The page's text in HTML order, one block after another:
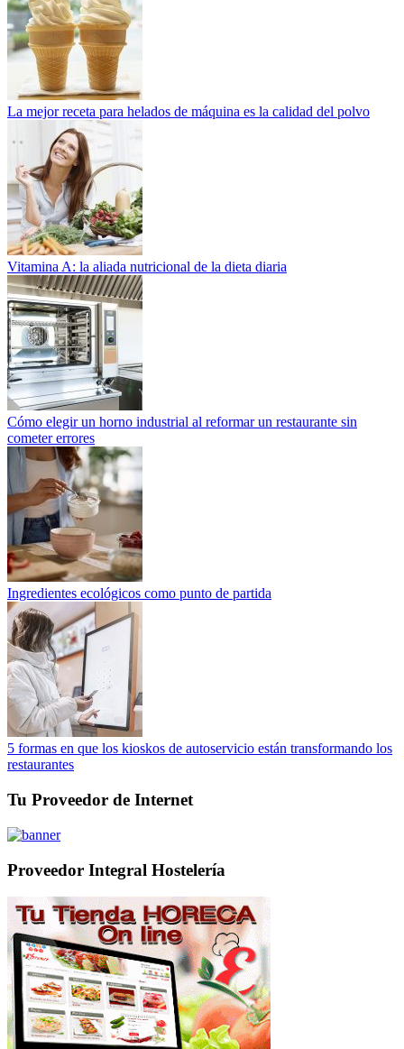
La mejor receta para helados de máquina es la calidad del polvo
Vitamina A: la aliada nutricional de la dieta diaria
Cómo elegir un horno industrial al reformar un restaurante sin
cometer errores
Ingredientes ecológicos como punto de partida
5 formas en que los kioskos de autoservicio están transformando los
restaurantes
Tu Proveedor de Internet
Proveedor Integral Hostelería